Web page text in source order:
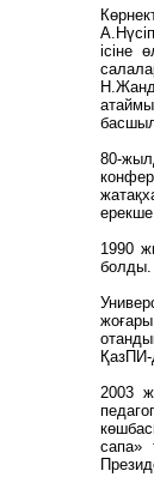
ісіне
80-
1990
болды.
ҚазПИ-
2003
сапа»